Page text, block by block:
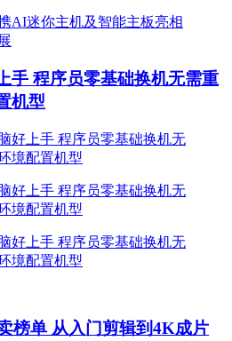
手 程序员零基础换机无需重
机型
榜单 从入门剪辑到4K成片